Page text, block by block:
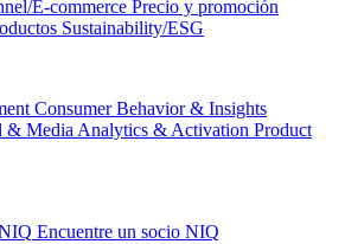
E-commerce Precio y promoción
Sustainability/ESG
Consumer Behavior & Insights
& Media Analytics & Activation Product
Encuentre un socio NIQ